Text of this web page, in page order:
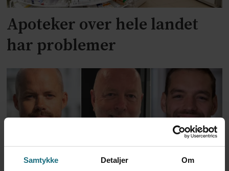
Samtykke Detaljer Om
Apoteker over hele landet
har problemer